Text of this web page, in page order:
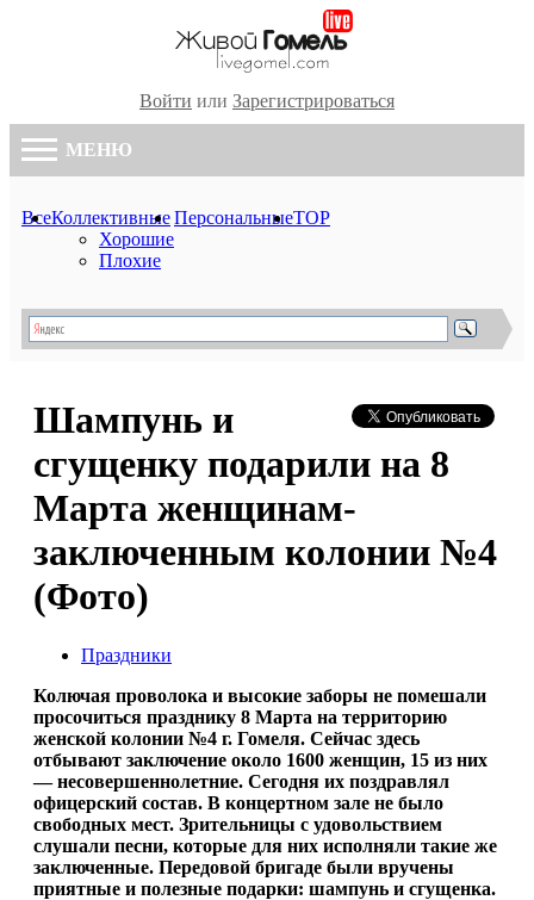
Войти или Зарегистрироваться
МЕНЮ
ВсеКоллективные
Хорошие
Плохие
ПерсональныеTOP
Шампунь и
сгущенку подарили на 8
Марта женщинам-
заключенным колонии №4
(Фото)
Праздники
Колючая проволока и высокие заборы не помешали
просочиться празднику 8 Марта на территорию
женской колонии №4 г. Гомеля. Сейчас здесь
отбывают заключение около 1600 женщин, 15 из них
— несовершеннолетние. Сегодня их поздравлял
офицерский состав. В концертном зале не было
свободных мест. Зрительницы с удовольствием
слушали песни, которые для них исполняли такие же
заключенные. Передовой бригаде были вручены
приятные и полезные подарки: шампунь и сгущенка.